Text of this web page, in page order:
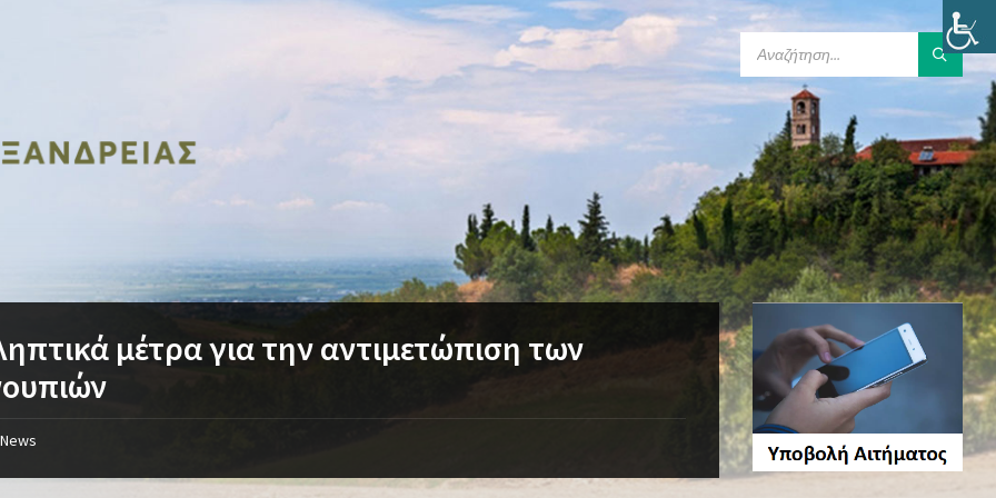
μέτρα για την αντιμετώπιση των
News